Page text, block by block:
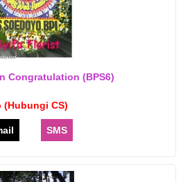
Congratulation (BPS6)
(Hubungi CS)
SMS